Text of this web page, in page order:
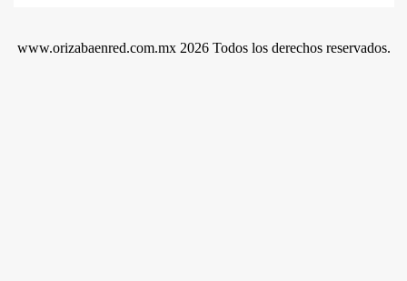
www.orizabaenred.com.mx 2026 Todos los derechos reservados.